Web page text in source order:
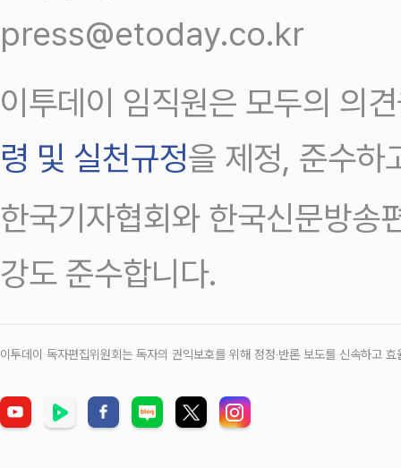
press@etoday.co.kr
이투데이 임직원은 모두의 의
령 및 실천규정을 제정, 준수하
한국기자협회와 한국신문방송
강도 준수합니다.
이투데이 독자편집위원회는 독자의 권익보호를 위해 정정‧반론 보도를 신속하고